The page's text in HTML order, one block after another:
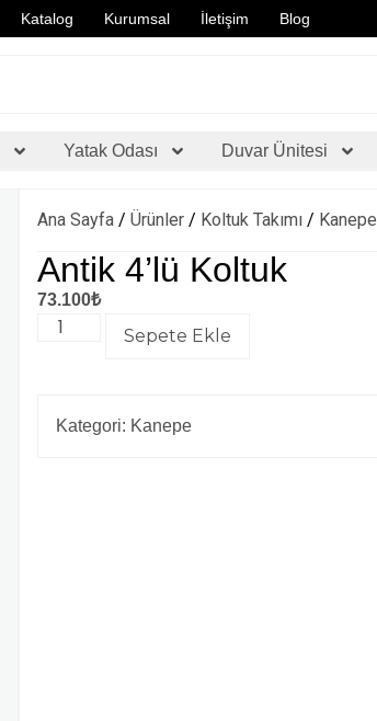
Katalog Kurumsal İletişim Blog
Yatak Odası Duvar Ünitesi
Ana Sayfa /Ürünler / Koltuk Takımı / Kanepe
Antik 4’lü Koltuk
73.100₺
Sepete Ekle
Kategori: Kanepe